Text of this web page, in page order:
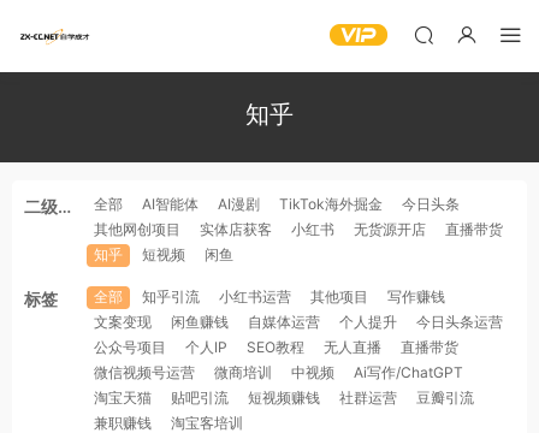
知乎
二级分
全部 AI智能体 AI漫剧 TikTok海外掘金
今日头条
其他网创项目
实体店获客 小红书 无货源开店
直播带货
知乎
短视频 闲鱼
标签 全部 知乎引流 小红书运营 其他项目
写作赚钱
文案变现
闲鱼赚钱 自媒体运营 个人提升
今日头条运营
公众号项目
个人IP SEO教程 无人直播
直播带货
微信视频号运营
微商培训 中视频
Ai写作/ChatGPT
淘宝天猫
贴吧引流 短视频赚钱 社群运营
豆瓣引流
兼职赚钱
淘宝客培训